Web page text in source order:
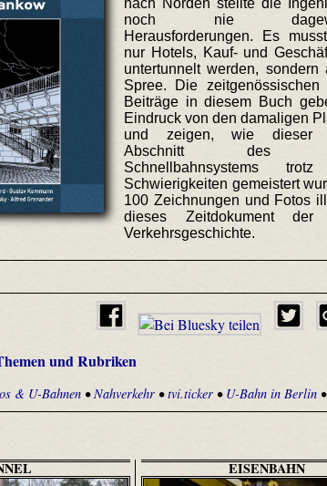
nach Norden stellte die
noch nie
Herausforderungen. Es
nur Hotels, Kauf- und
untertunnelt werden, sondern
Spree. Die zeitgenössischen
Beiträge in diesem Buch
Eindruck von den damaligen
und zeigen, wie dieser
Abschnitt des
Schnellbahnsystems
Schwierigkeiten gemeistert
100 Zeichnungen und Fotos
dieses Zeitdokument der
Verkehrsgeschichte.
und Rubriken
& U-Bahnen •Nahverkehr •tvi.ticker • U-Bahn in Berlin •
EISENBAHN